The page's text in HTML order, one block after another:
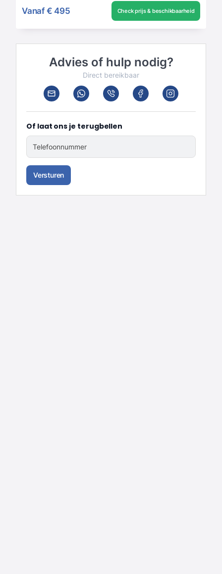
Vanaf € 495 Check prijs & beschikbaarheid
Advies of hulp nodig?
Direct bereikbaar
Of laat ons je terugbellen
Telefoonnummer
Versturen